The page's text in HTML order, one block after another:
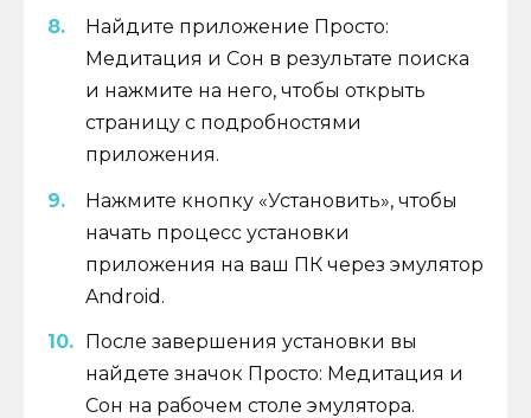
Найдите приложение Просто:
Медитация и Сон в результате поиска
и нажмите на него, чтобы открыть
страницу с подробностями
приложения.
Нажмите кнопку «Установить», чтобы
начать процесс установки
приложения на ваш ПК через эмулятор
Android.
После завершения установки вы
найдете значок Просто: Медитация и
Сон на рабочем столе эмулятора.